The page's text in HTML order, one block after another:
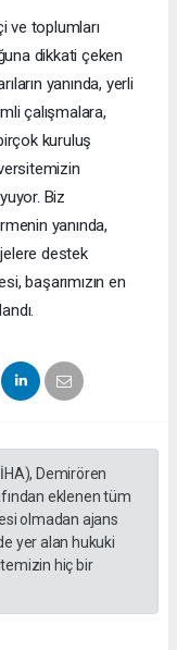
ve toplumları
dikkati çeken
yanında, yerli
çalışmalara,
kuruluş
Biz
yanında,
destek
başarımızın en
Demirören
eklenen tüm
olmadan ajans
yer alan hukuki
hiç bir